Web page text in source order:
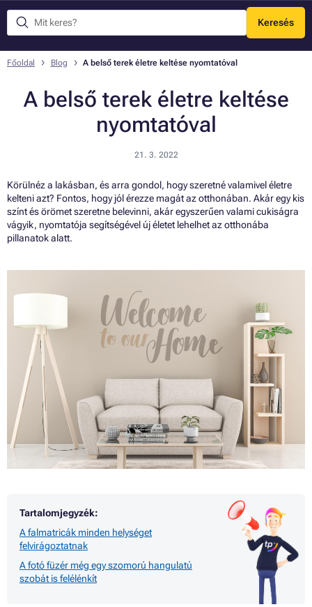
Keresés
Menü
Főoldal Blog A belső terek életre keltése nyomtatóval
A belső terek életre keltése
nyomtatóval
21. 3. 2022
Körülnéz a lakásban, és arra gondol, hogy szeretné valamivel életre
kelteni azt? Fontos, hogy jól érezze magát az otthonában. Akár egy kis
színt és örömet szeretne belevinni, akár egyszerűen valami cukiságra
vágyik, nyomtatója segítségével új életet lehelhet az otthonába
pillanatok alatt.
Tartalomjegyzék:
A falmatricák minden helységet
felvirágoztatnak
A fotó füzér még egy szomorú hangulatú
szobát is felélénkít